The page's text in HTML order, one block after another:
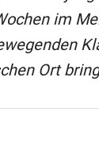
im
Ort